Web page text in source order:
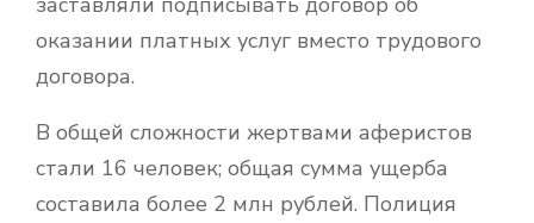
оказании платных услуг вместо трудового
договора.
В общей сложности жертвами аферистов
стали 16 человек; общая сумма ущерба
составила более 2 млн рублей. Полиция